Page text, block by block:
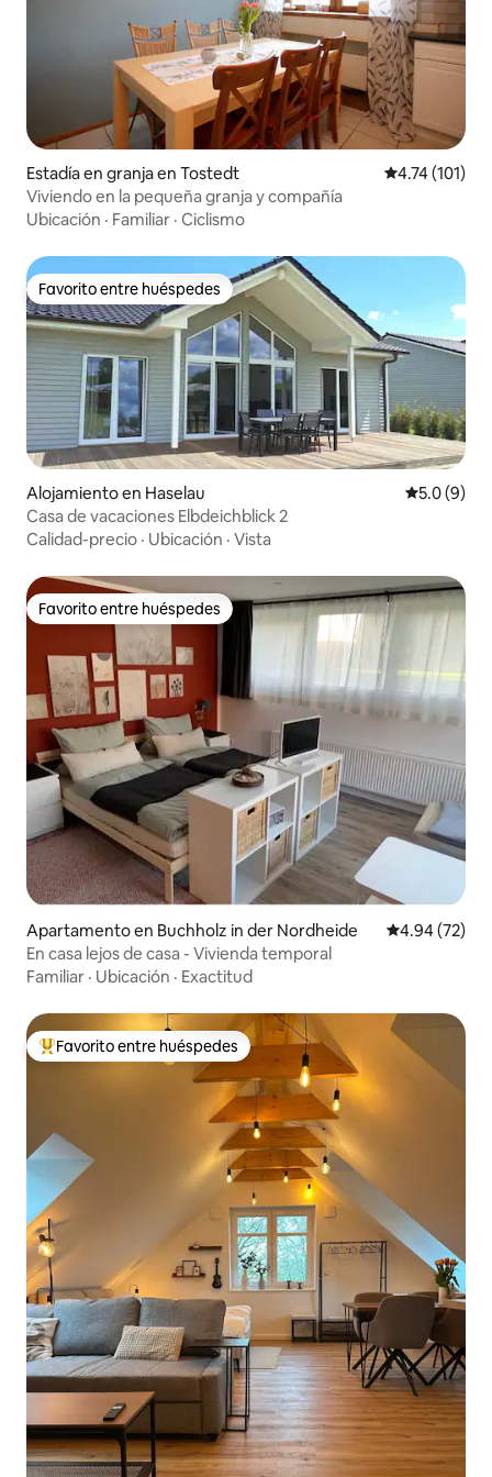
Estadía en granja en Tostedt Calificación
4.74 (101)
Viviendo en la pequeña granja y compañía
Ubicación · Familiar · Ciclismo
Favorito entre huéspedes
Favorito entre huéspedes
Alojamiento en Haselau
5.0 (9)
Casa de vacaciones Elbdeichblick 2
Calidad-precio · Ubicación · Vista
Favorito entre huéspedes
Favorito entre huéspedes
Apartamento en Buchholz in der Nordheide Calificación
4.94 (72)
En casa lejos de casa - Vivienda temporal
Familiar · Ubicación · Exactitud
Favorito entre huéspedes preferido
Favorito entre huéspedes